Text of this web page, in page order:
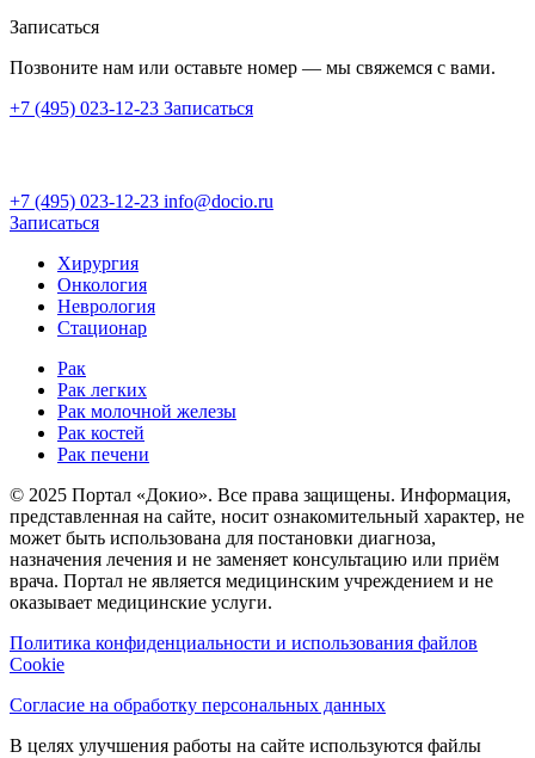
Записаться
Позвоните нам или оставьте номер — мы свяжемся с вами.
+7 (495) 023-12-23 Записаться
+7 (495) 023-12-23 info@docio.ru
Записаться
Хирургия
Онкология
Неврология
Стационар
Рак
Рак легких
Рак молочной железы
Рак костей
Рак печени
© 2025 Портал «Докио». Все права защищены. Информация,
представленная на сайте, носит ознакомительный характер, не
может быть использована для постановки диагноза,
назначения лечения и не заменяет консультацию или приём
врача. Портал не является медицинским учреждением и не
оказывает медицинские услуги.
Политика конфиденциальности и использования файлов
Cookie
Согласие на обработку персональных данных
В целях улучшения работы на сайте используются файлы